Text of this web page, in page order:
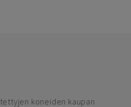
koneiden kaupan